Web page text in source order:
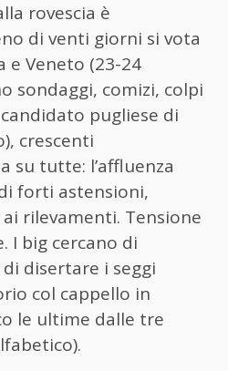
rovescia è
di venti giorni si vota
e Veneto (23-24
sondaggi, comizi, colpi
pugliese di
crescenti
su tutte: l’affluenza
forti astensioni,
rilevamenti. Tensione
I big cercano di
disertare i seggi
col cappello in
le ultime dalle tre